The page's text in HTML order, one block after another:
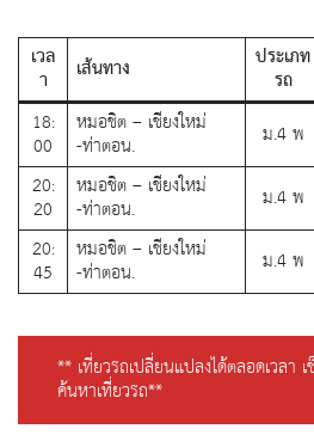
เวล
า เส้นทาง ประเภท
รถ
18:
00
หมอชิต – เชียงใหม่
-ท่าตอน. ม.4 พ
20:
20
หมอชิต – เชียงใหม่
-ท่าตอน. ม.4 พ
20:
45
หมอชิต – เชียงใหม่
-ท่าตอน. ม.4 พ
** เที่ยวรถเปลี่ยนแปลงได้ตลอดเวลา
ค้นหาเที่ยวรถ**